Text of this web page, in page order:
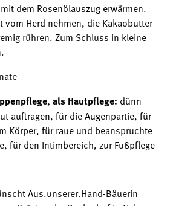
dem Rosenölauszug erwärmen.
vom Herd nehmen, die Kakaobutter
rühren. Zum Schluss in kleine
als Hautpflege: dünn
auftragen, für die Augenpartie, für
Körper, für raue und beanspruchte
für den Intimbereich, zur Fußpflege
Aus.unserer.Hand-Bäuerin